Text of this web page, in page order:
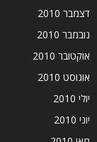
דצמבר 2010
נובמבר 2010
אוקטובר 2010
אוגוסט 2010
יולי 2010
יוני 2010